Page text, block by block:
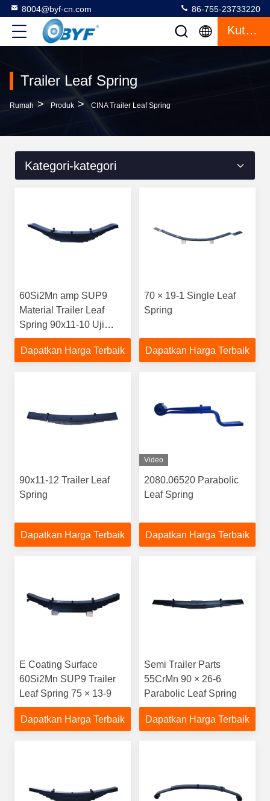
8004@byf-cn.com 86-755-23733220
Kutipan
Trailer Leaf Spring
Rumah > Produk > CINA Trailer Leaf Spring
Kategori-kategori
60Si2Mn amp SUP9
Material Trailer Leaf
Spring 90x11-10 Uji
Kelelahan 180K Siklus
Semi Trailer
Dapatkan Harga Terbaik
70 × 19-1 Single Leaf
Spring
Dapatkan Harga Terbaik
90x11-12 Trailer Leaf
Spring
Dapatkan Harga Terbaik
Video
2080.06520 Parabolic
Leaf Spring
Dapatkan Harga Terbaik
E Coating Surface
60Si2Mn SUP9 Trailer
Leaf Spring 75 × 13-9
Dapatkan Harga Terbaik
Semi Trailer Parts
55CrMn 90 × 26-6
Parabolic Leaf Spring
Dapatkan Harga Terbaik